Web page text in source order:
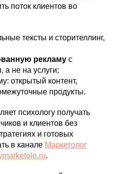
поток клиентов во
тексты и сторителлинг,
рекламу с
а не на услуги;
открытый контент,
продукты.
психологу получать
и клиентов без
и готовых
в канале Маркетолог
.